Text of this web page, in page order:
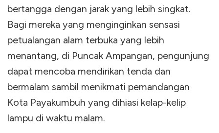
bertangga dengan jarak yang lebih singkat.
Bagi mereka yang menginginkan sensasi
petualangan alam terbuka yang lebih
menantang, di Puncak Ampangan, pengunjung
dapat mencoba mendirikan tenda dan
bermalam sambil menikmati pemandangan
Kota Payakumbuh yang dihiasi kelap-kelip
lampu di waktu malam.